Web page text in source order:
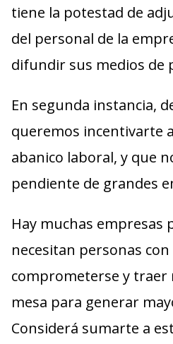
tiene la potestad de
del personal de la
difundir sus medios de
En segunda instancia,
queremos incentivarte
abanico laboral, y que
pendiente de grandes
Hay muchas empresas
necesitan personas con
comprometerse y traer
mesa para generar
Considerá sumarte a